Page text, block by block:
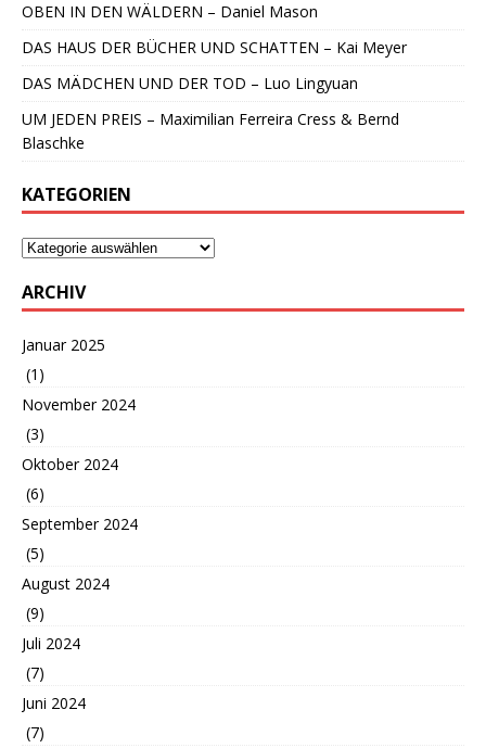
OBEN IN DEN WÄLDERN – Daniel Mason
DAS HAUS DER BÜCHER UND SCHATTEN – Kai Meyer
DAS MÄDCHEN UND DER TOD – Luo Lingyuan
UM JEDEN PREIS – Maximilian Ferreira Cress & Bernd
Blaschke
KATEGORIEN
ARCHIV
Januar 2025
(1)
November 2024
(3)
Oktober 2024
(6)
September 2024
(5)
August 2024
(9)
Juli 2024
(7)
Juni 2024
(7)